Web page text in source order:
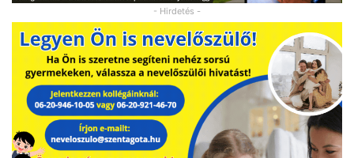
- Hirdetés -